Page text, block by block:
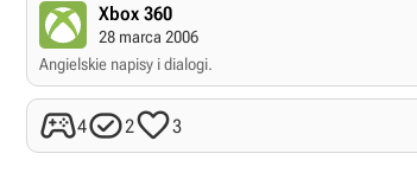
Xbox 360
28 marca 2006
Angielskie napisy i dialogi.
423